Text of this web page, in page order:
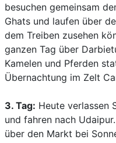
besuchen gemeinsam
Ghats und laufen über
dem Treiben zusehen
ganzen Tag über
Kamelen und Pferden
Übernachtung im Zelt
3. Tag: Heute verlassen
und fahren nach
über den Markt bei